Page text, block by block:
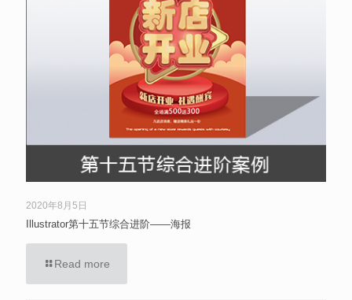
2020年8月5日
Illustrator第十五节综合进阶——海报
Read more